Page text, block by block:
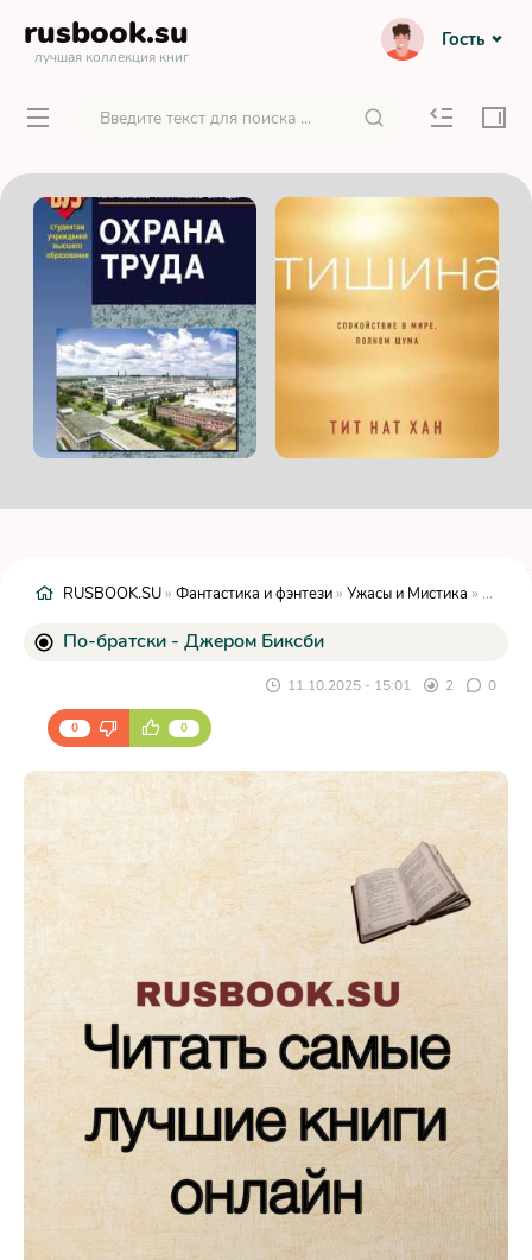
rusbook.su
лучшая коллекция книг
Гость
RUSBOOK.SU » Фантастика и фэнтези » Ужасы и Мистика » По-братски - Джером Биксби
По-братски - Джером Биксби
11.10.2025 - 15:01 2 0
0 0